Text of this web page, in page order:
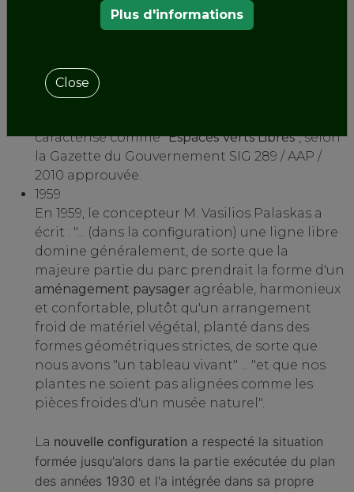
D'après le schéma topographique et la liste
municipal de Naoussa appartient à la
municipalité de Naoussa. Le parc est situé
caractérisé comme "Espaces Verts Libres", selon
la Gazette du Gouvernement SIG 289 / AAP /
2010 approuvée.
1959
En 1959, le concepteur M. Vasilios Palaskas a
écrit : "... (dans la configuration) une ligne libre
domine généralement, de sorte que la
majeure partie du parc prendrait la forme d'un
aménagement paysager agréable, harmonieux
et confortable, plutôt qu'un arrangement
froid de matériel végétal, planté dans des
formes géométriques strictes, de sorte que
nous avons "un tableau vivant" ... "et que nos
plantes ne soient pas alignées comme les
pièces froides d'un musée naturel".
La nouvelle configuration a respecté la situation
formée jusqu'alors dans la partie exécutée du plan
des années 1930 et l'a intégrée dans sa propre
Plus d'informations
Close